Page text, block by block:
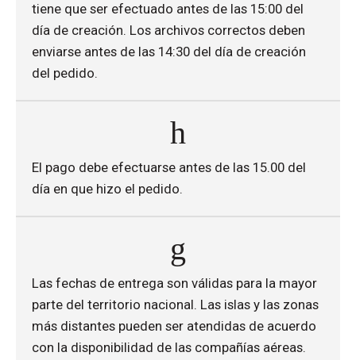
tiene que ser efectuado antes de las 15:00 del
día de creación. Los archivos correctos deben
enviarse antes de las 14:30 del día de creación
del pedido.
El pago debe efectuarse antes de las 15.00 del
día en que hizo el pedido.
Las fechas de entrega son válidas para la mayor
parte del territorio nacional. Las islas y las zonas
más distantes pueden ser atendidas de acuerdo
con la disponibilidad de las compañías aéreas.